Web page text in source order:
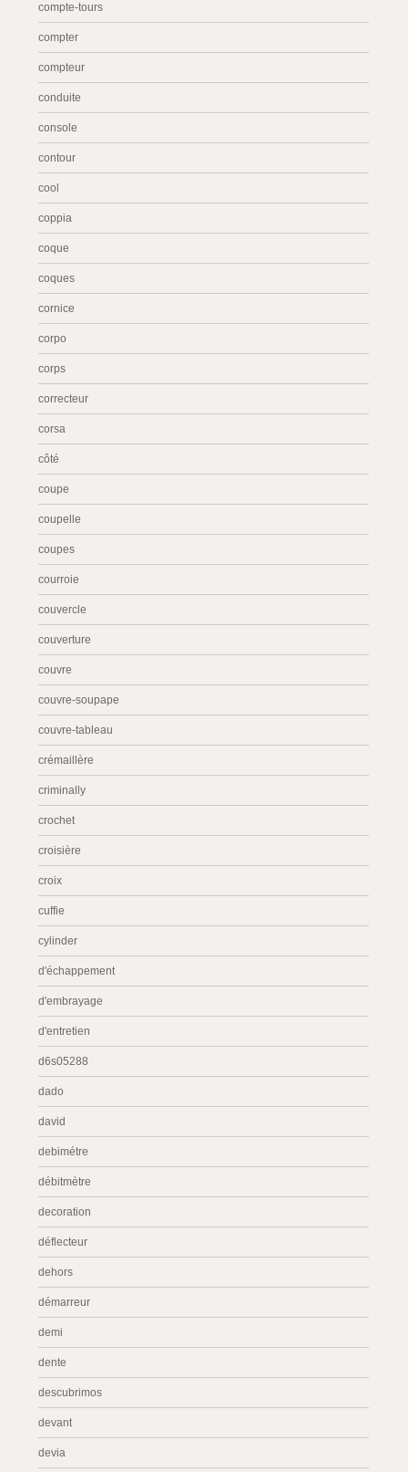
compte-tours
compter
compteur
conduite
console
contour
cool
coppia
coque
coques
cornice
corpo
corps
correcteur
corsa
côté
coupe
coupelle
coupes
courroie
couvercle
couverture
couvre
couvre-soupape
couvre-tableau
crémaillère
criminally
crochet
croisière
croix
cuffie
cylinder
d'échappement
d'embrayage
d'entretien
d6s05288
dado
david
debimétre
débitmètre
decoration
déflecteur
dehors
démarreur
demi
dente
descubrimos
devant
devia